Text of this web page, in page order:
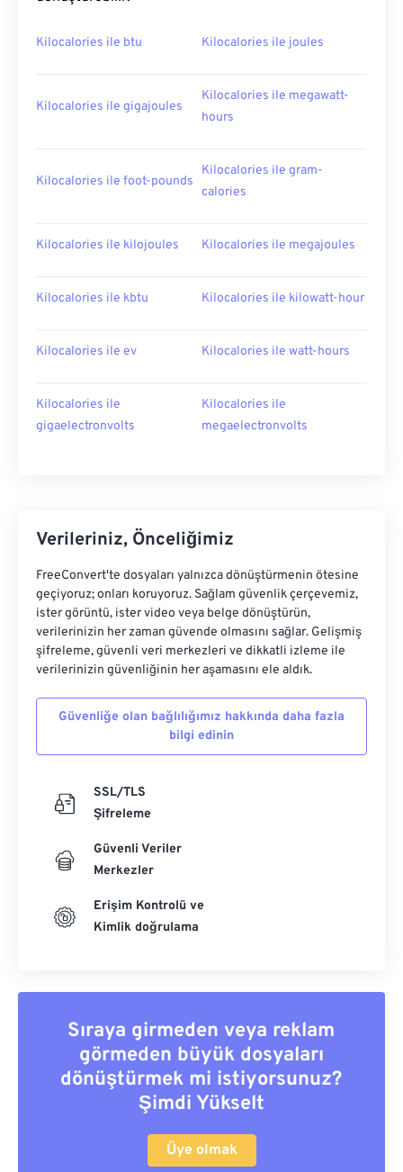
Kilocalories ile btu Kilocalories ile joules
Kilocalories ile gigajoules
Kilocalories ile megawatt-
hours
Kilocalories ile foot-pounds
Kilocalories ile gram-
calories
Kilocalories ile kilojoules Kilocalories ile megajoules
Kilocalories ile kbtu Kilocalories ile kilowatt-hour
Kilocalories ile ev Kilocalories ile watt-hours
Kilocalories ile
gigaelectronvolts
Kilocalories ile
megaelectronvolts
Verileriniz, Önceliğimiz
FreeConvert'te dosyaları yalnızca dönüştürmenin ötesine
geçiyoruz; onları koruyoruz. Sağlam güvenlik çerçevemiz,
ister görüntü, ister video veya belge dönüştürün,
verilerinizin her zaman güvende olmasını sağlar. Gelişmiş
şifreleme, güvenli veri merkezleri ve dikkatli izleme ile
verilerinizin güvenliğinin her aşamasını ele aldık.
Güvenliğe olan bağlılığımız hakkında daha fazla
bilgi edinin
SSL/TLS
Şifreleme
Güvenli Veriler
Merkezler
Erişim Kontrolü ve
Kimlik doğrulama
Sıraya girmeden veya reklam
görmeden büyük dosyaları
dönüştürmek mi istiyorsunuz?
Şimdi Yükselt
Üye olmak